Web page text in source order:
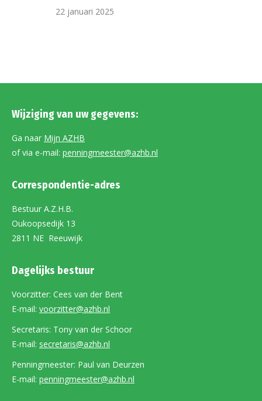
22 januari 2025
Wijziging van uw gegevens:
Ga naar Mijn AZHB
of via e-mail: penningmeester@azhb.nl
Correspondentie-adres
Bestuur A.Z.H.B.
Oukoopsedijk 13
2811 NE Reeuwijk
Dagelijks bestuur
Voorzitter: Cees van der Bent
E-mail: voorzitter@azhb.nl
Secretaris: Tony van der Schoor
E-mail: secretaris@azhb.nl
Penningmeester: Paul van Deurzen
E-mail: penningmeester@azhb.nl